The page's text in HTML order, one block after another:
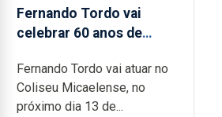
Fernando Tordo vai
celebrar 60 anos de
Micaelense
Fernando Tordo vai atuar no
Coliseu Micaelense, no
próximo dia 13 de...